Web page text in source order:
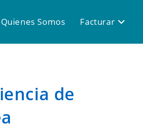
Quienes Somos Facturar
de